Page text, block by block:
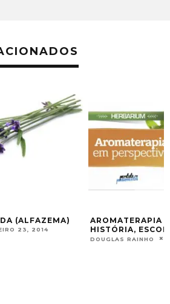
EM PERSPECTIVA:
ESCOLAS E ABORDAGENS.
JUNHO 9, 2017